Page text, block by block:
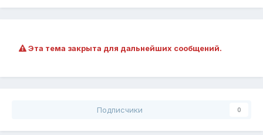
Эта тема закрыта для дальнейших сообщений.
Подписчики 0